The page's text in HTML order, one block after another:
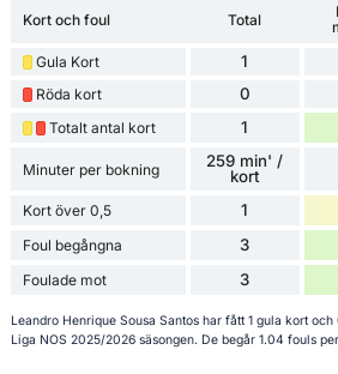
Kort och foul Total
Gula Kort 1
Röda kort 0
Totalt antal kort 1
Minuter per bokning
259 min' /
kort
Kort över 0,5 1
Foul begångna 3
Foulade mot 3
Leandro Henrique Sousa Santos har fått 1 gula kort
Liga NOS 2025/2026 säsongen. De begår 1.04 fouls